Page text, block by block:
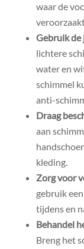
waar de
Gebruik de
lichtere
water en
schimmel
anti-
Draag
aan
kleding.​
Zorg voor
gebruik
tijdens en
Behandel
Breng het